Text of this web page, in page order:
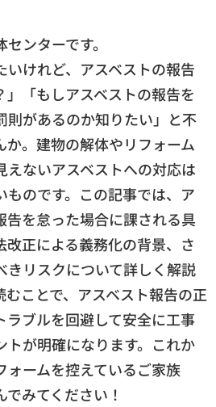
ンターです。
いけれど、アスベストの報告
」「もしアスベストの報告を
則があるのか知りたい」と不
か。建物の解体やリフォーム
えないアスベストへの対応は
ものです。この記事では、ア
告を怠った場合に課される具
正による義務化の背景、さ
きリスクについて詳しく解説
むことで、アスベスト報告の正
ラブルを回避して安全に工事
トが明確になります。これか
ォームを控えているご家族
みてください！